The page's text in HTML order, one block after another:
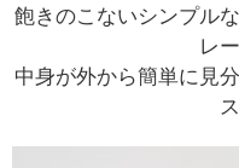
飽きのこないシンプル
レ
中身が外から簡単に見